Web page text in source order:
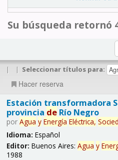
Su búsqueda retornó
| | Seleccionar títulos para:
Hacer reserva
Estación transformadora
provincia deRío Negro
por Agua y Energía Eléctrica,
Idioma: Español
Editor: Buenos Aires: Agua y
1988